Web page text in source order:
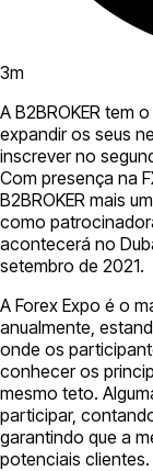
3m
A B2BROKER tem
expandir os seus
inscrever no
Com presença na
B2BROKER mais
como
acontecerá no
setembro de 2021.
A Forex Expo é o
anualmente,
onde os
conhecer os
mesmo teto.
participar,
garantindo que a
potenciais clientes.